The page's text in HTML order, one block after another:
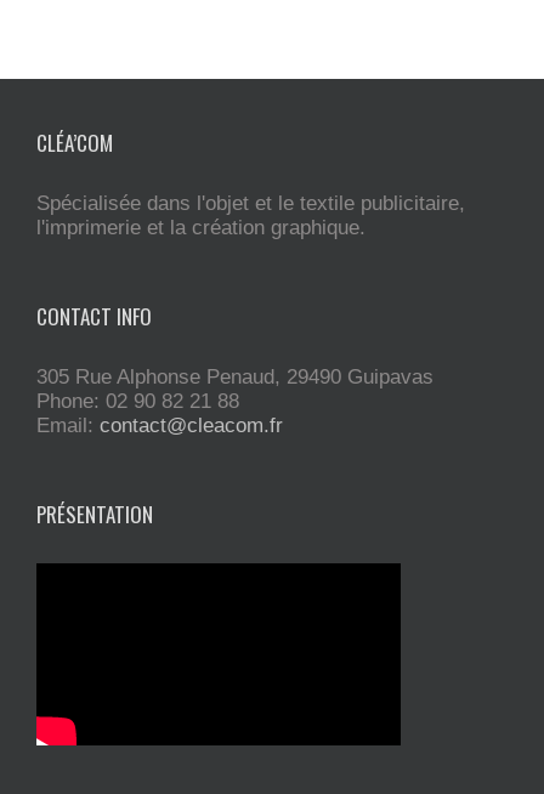
CLÉA’COM
Spécialisée dans l'objet et le textile publicitaire,
l'imprimerie et la création graphique.
CONTACT INFO
305 Rue Alphonse Penaud, 29490 Guipavas
Phone: 02 90 82 21 88
Email: contact@cleacom.fr
PRÉSENTATION